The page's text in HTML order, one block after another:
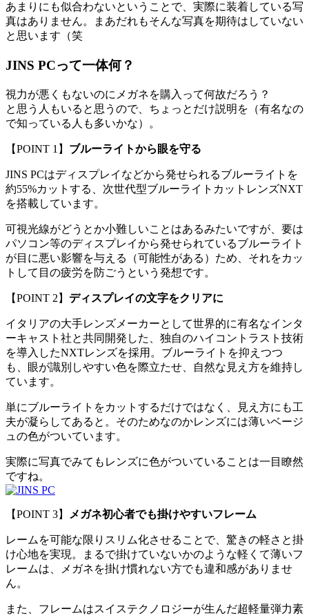
あまりにも似合わないということで、実際に装着している写
真はありません。まあだれもそんな写真を期待はしていない
と思います（笑
JINS PCって一体何？
視力が悪くもないのにメガネを購入って何故だろう？
と思う人もいると思うので、ちょっとだけ説明を（有名なの
で知っている人も多いかな）。
【POINT 1】 ブルーライトから眼を守る
JINS PCはディスプレイなどから発せられるブルーライトを
約55%カットする、次世代型ブルーライトカットレンズNXT
を搭載しています。
可視光線がどうとか小難しいことはあるみたいですが、要は
パソコン等のディスプレイから発せられているブルーライト
が目に悪い影響を与える（可能性がある）ため、それをカッ
トして目の疲労を防ごうという発想です。
【POINT 2】 ディスプレイの文字をクリアに
イタリアの大手レンズメーカーとして世界的に有名なインタ
ーキャスト社と共同開発した、独自のハイコントラスト技術
を導入したNXTレンズを採用。ブルーライトを抑えつつ
も、眼が識別しやすい色を際立たせ、自然な見え方を維持し
ています。
単にブルーライトをカットするだけではなく、見え方にも工
夫が凝らしてあると。そのためなのかレンズには薄いベージ
ュの色がついています。
実際に写真でみてもレンズに色がついていることは一目瞭然
ですね。
【POINT 3】 メガネ初心者でも掛けやすいフレーム
レームを可能な限りスリム化させることで、驚きの軽さと掛
け心地を実現。まるで掛けていないかのような軽くて薄いフ
レームは、メガネを掛け慣れない方でも違和感がありませ
ん。
また、フレームはスイステクノロジーが生んだ超軽量弾力素